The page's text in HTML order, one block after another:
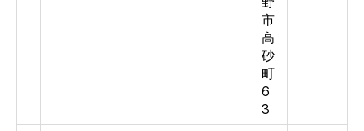
市
高
砂
町
6
3